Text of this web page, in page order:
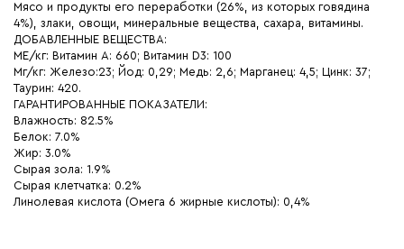
Мясо и продукты его переработки (26%, из которых говядина
4%), злаки, овощи, минеральные вещества, сахара, витамины.
ДОБАВЛЕННЫЕ ВЕЩЕСТВА:
МЕ/кг: Витамин А: 660; Витамин D3: 100
Мг/кг: Железо:23; Йод: 0,29; Медь: 2,6; Марганец: 4,5; Цинк: 37;
Таурин: 420.
ГАРАНТИРОВАННЫЕ ПОКАЗАТЕЛИ:
Влажность: 82.5%
Белок: 7.0%
Жир: 3.0%
Сырая зола: 1.9%
Сырая клетчатка: 0.2%
Линолевая кислота (Омега 6 жирные кислоты): 0,4%